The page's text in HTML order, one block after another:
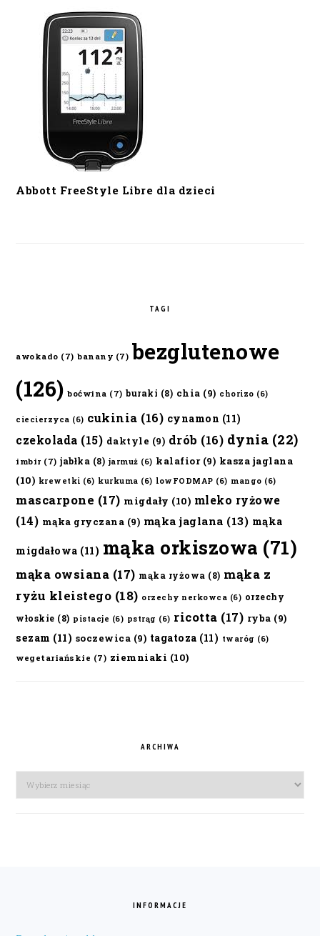
Abbott FreeStyle Libre dla dzieci
TAGI
awokado (7) banany (7) bezglutenowe
(126) boćwina (7) buraki (8) chia (9) chorizo (6)
ciecierzyca (6) cukinia (16) cynamon (11)
czekolada (15) daktyle (9) drób (16) dynia (22)
imbir (7) jabłka (8) jarmuż (6) kalafior(9) kasza jaglana
(10) krewetki (6) kurkuma (6) lowFODMAP (6) mango (6)
mascarpone (17) migdały (10) mleko ryżowe
(14) mąka gryczana (9) mąka jaglana (13) mąka
migdałowa (11) mąka orkiszowa (71)
mąka owsiana (17) mąka ryżowa (8) mąka z
ryżu kleistego (18) orzechy nerkowca (6) orzechy
włoskie (8) pistacje (6) pstrąg (6) ricotta (17) ryba (9)
sezam (11) soczewica (9) tagatoza (11) twaróg (6)
wegetariańskie (7) ziemniaki (10)
ARCHIWA
Archiwa
INFORMACJE